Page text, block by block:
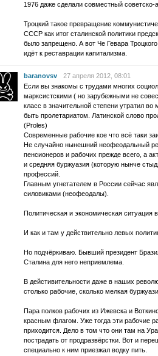
1976 даже сделали совместный
Троцкий такое превращение
СССР как итог сталинской политики
было запрещено. А вот Че Гевара
идёт к реставрации капитализма.
baranovsv
27 апреля 2012, 08:01
Если вы знакомы с трудами многих
марксистскими ( но зарубежными не
класс в значительной степени утратил
быть пролетариатом. Латинской слово
(Proles)
Современные рабочие кое что всё таки
Не случайно нынешний неофеодальный
пенсионеров и рабочих прежде всего, а
и средняя буржуазия (которую нынче
профессий.
Главным угнетателем в России сейчас
силовиками (неофеодалы).
Политическая и экономическая ситуация
И как и там у действительно левых
Но подчёркиваю. Бывший президент
Сталина для него неприемлема.
В дейстивительности даже в наших
столько рабочие, сколько мелкая
Пара полков рабочих из Ижевска и
красным флагом. Уже тогда эти рабочие
приходится. Дело в том что они там на
пострадать от продразвёрстки. Вот и
специально к ним приезжал водку пить.